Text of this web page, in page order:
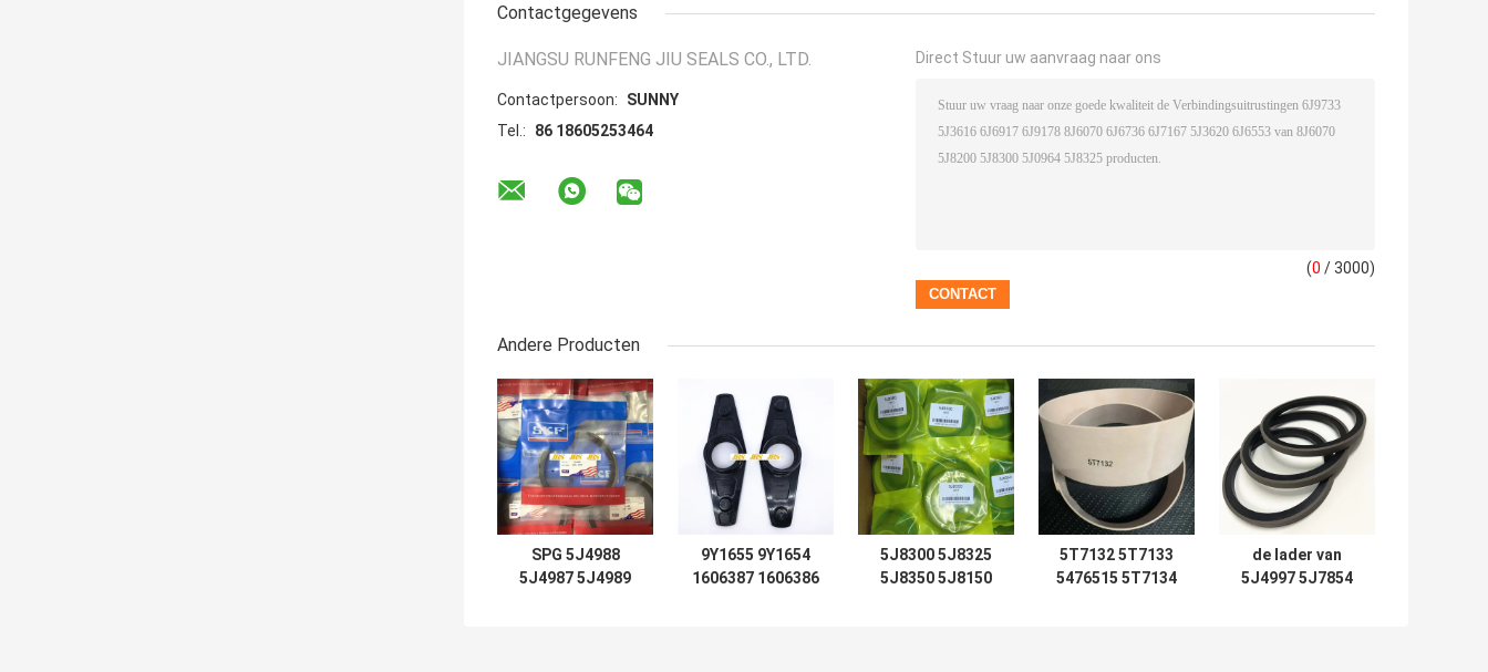
Contactgegevens
JIANGSU RUNFENG JIU SEALS CO., LTD.
Contactpersoon:
SUNNY
Tel.:
86 18605253464
Direct Stuur uw aanvraag naar ons
(0 / 3000)
Andere Producten
SPG 5J4988
5J4987 5J4989
9Y1655 9Y1654
1606387 1606386
5J8300 5J8325
5J8350 5J8150
5T7132 5T7133
5476515 5T7134
de lader van
5J4997 5J7854